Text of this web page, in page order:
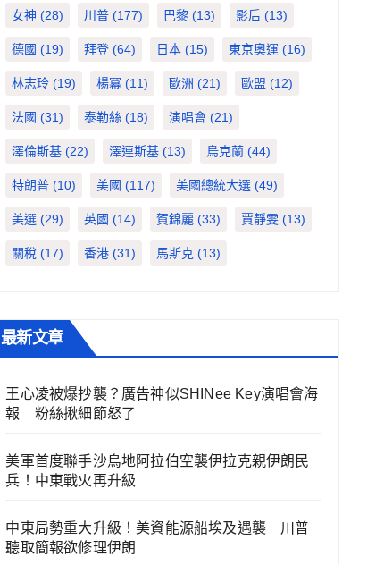
女神 (28) 川普 (177) 巴黎 (13) 影后 (13)
德國 (19) 拜登 (64) 日本 (15) 東京奧運 (16)
林志玲 (19) 楊冪 (11) 歐洲 (21) 歐盟 (12)
法國 (31) 泰勒絲 (18) 演唱會 (21)
澤倫斯基 (22) 澤連斯基 (13) 烏克蘭 (44)
特朗普 (10) 美國 (117) 美國總統大選 (49)
美選 (29) 英國 (14) 賀錦麗 (33) 賈靜雯 (13)
關稅 (17) 香港 (31) 馬斯克 (13)
最新文章
王心凌被爆抄襲？廣告神似SHINee Key演唱會海
報 粉絲揪細節怒了
美軍首度聯手沙烏地阿拉伯空襲伊拉克親伊朗民
兵！中東戰火再升級
中東局勢重大升級！美資能源船埃及遇襲 川普
聽取簡報欲修理伊朗